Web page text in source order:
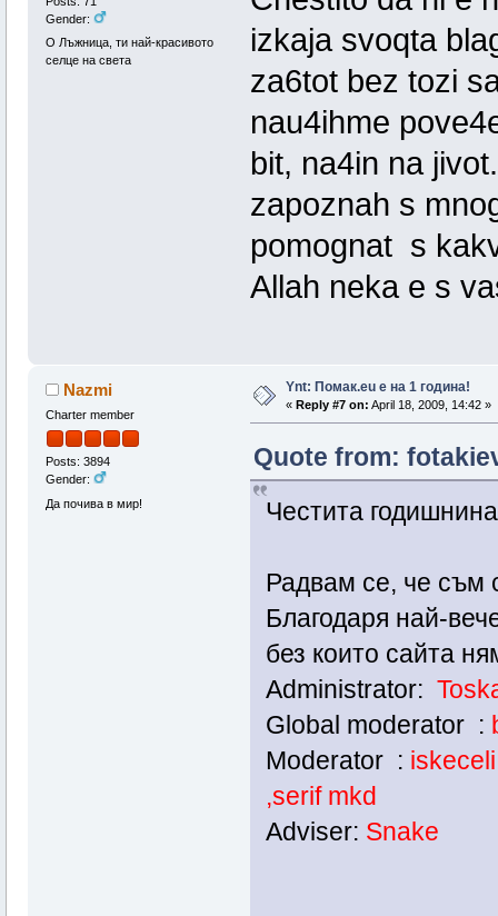
Gender:
О Лъжница, ти най-красивото
селце на света
izkaja svoqta
za6tot bez tozi
nau4ihme
bit, na4in na
zapoznah s
pomognat s
Allah neka e s
Nazmi
Charter member
Posts: 3894
Gender:
Да почива в мир!
Ynt: Помак.eu e на 1 година!
« Reply #7 on: April 18, 2009, 14:42 »
Quote from:
Честита
Радвам се, че съм
Благодаря най-
без които сайта
Administrator:
Global moderator :
Moderator :
,serif mkd
Adviser: Snake